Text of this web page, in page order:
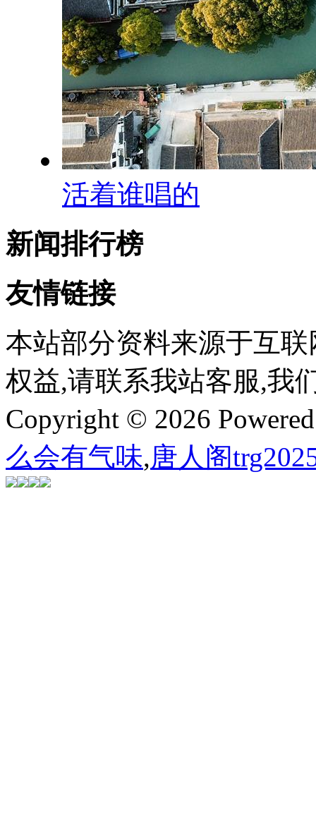
活着谁唱的
新闻排行榜
友情链接
本站部分资料来源于互
权益,请联系我站客服,我
Copyright © 2026
么会有气味,唐人阁